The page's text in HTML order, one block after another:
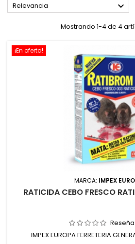
Relevancia 
Mostrando 1-4 de 4
¡En oferta!
MARCA: IMPEX
RATICIDA CEBO FRESCO
IMPEX EUROPA FERRETERIA